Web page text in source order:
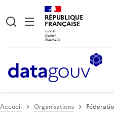
RÉPUBLIQUE
FRANÇAISE
Accueil Organisations